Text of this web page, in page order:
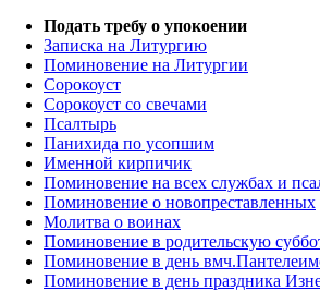
Подать требу о упокоении
Записка на Литургию
Поминовение на Литургии
Сорокоуст
Сорокоуст со свечами
Псалтырь
Панихида по усопшим
Именной кирпичик
Поминовение на всех службах и
Поминовение о новопреставленных
Молитва о воинах
Поминовение в родительскую
Поминовение в день
Поминовение в день праздника